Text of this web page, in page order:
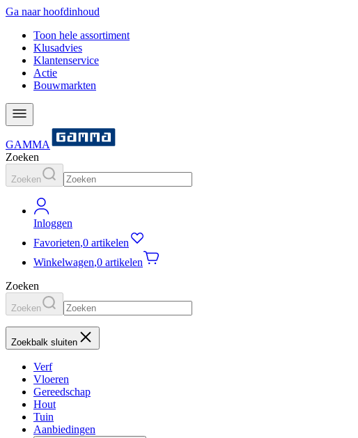
Ga naar hoofdinhoud
Toon hele assortiment
Klusadvies
Klantenservice
Actie
Bouwmarkten
GAMMA
Zoeken
Zoeken
Inloggen
Favorieten,0 artikelen
Winkelwagen,0 artikelen
Zoeken
Zoeken
Zoekbalk sluiten
Verf
Vloeren
Gereedschap
Hout
Tuin
Aanbiedingen